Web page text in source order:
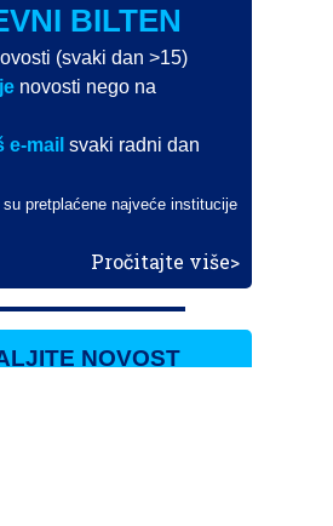
BILTEN
(svaki dan >15)
novosti nego na
e-mail svaki radni dan
su pretplaćene najveće institucije
Pročitajte više>
NOVOST